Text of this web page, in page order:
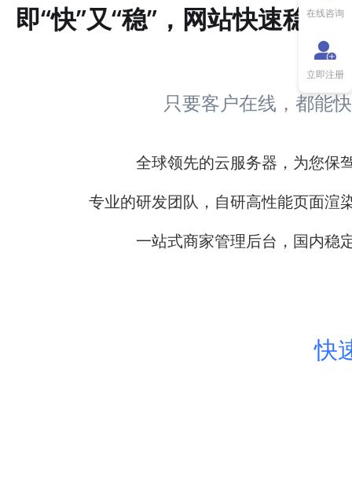
在线咨询
立即注册
即“快”又“稳”，网站快速稳定
无
只要客户在线，都能
全球领先的云服务器，为您保
专业的研发团队，自研高性能页面渲
一站式商家管理后台，国内稳
快